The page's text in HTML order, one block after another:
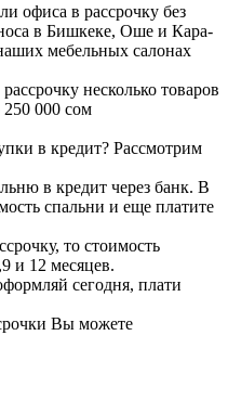
офиса в рассрочку без
в Бишкеке, Оше и Кара-
мебельных салонах
несколько товаров
250 000 сом
в кредит? Рассмотрим
в кредит через банк. В
спальни и еще платите
то стоимость
и 12 месяцев.
сегодня, плати
Вы можете